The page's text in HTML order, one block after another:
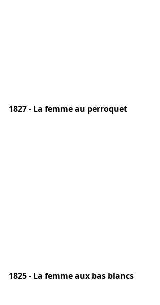
1827 - La femme au perroquet
1825 - La femme aux bas blancs